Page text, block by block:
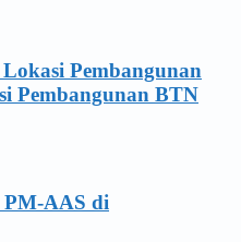
Pembangunan
Pembangunan BTN
PM-AAS di